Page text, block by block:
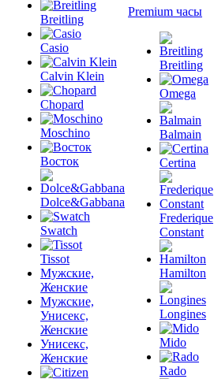
Breitling
Casio
Calvin Klein
Chopard
Moschino
Восток
Dolce&Gabbana
Swatch
Tissot
Мужские,
Женские
Мужские,
Унисекс,
Женские
Унисекс,
Женские
Premium часы
Breitling
Omega
Balmain
Certina
Frederique
Constant
Hamilton
Longines
Mido
Rado